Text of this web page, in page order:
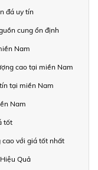
đá uy tín
cung ổn định
Nam
cao tại miền Nam
tại miền Nam
Nam
tốt
cao với giá tốt nhất
Quả